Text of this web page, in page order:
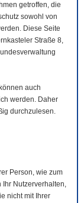
getroffen, die
sowohl von
Diese Seite
Straße 8,
auch
werden. Daher
durchzulesen.
Person, wie zum
Ihr Nutzerverhalten,
nicht mit Ihrer